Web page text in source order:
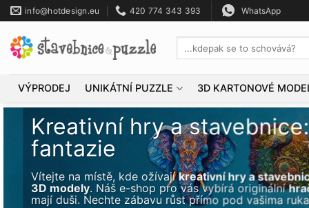
Přeskočit
na
obsah
info@hotdesign.eu 420 774 343 393 WhatsApp
VÝPRODEJ UNIKÁTNÍ PUZZLE 3D KARTONOVÉ
Kreativní hry a
fantazie
Vítejte na místě, kde ožívajíkreativní hry a
3D modely. Náš e-shop pro vás vybírá originální
mají duši. Nechte zábavu růst přímo pod vašima